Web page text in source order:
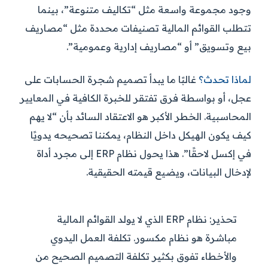
وجود مجموعة واسعة مثل “تكاليف متنوعة”، بينما
تتطلب القوائم المالية تصنيفات محددة مثل “مصاريف
بيع وتسويق” أو “مصاريف إدارية وعمومية”.
لماذا تحدث؟ غالبًا ما يبدأ تصميم شجرة الحسابات على
عجل، أو بواسطة فرق تفتقر للخبرة الكافية في المعايير
المحاسبية. الخطر الأكبر هو الاعتقاد السائد بأن “لا يهم
كيف يكون الهيكل داخل النظام، يمكننا تصحيحه يدويًا
في إكسل لاحقًا”. هذا يحول نظام ERP إلى مجرد أداة
لإدخال البيانات، ويضيع قيمته الحقيقية.
تحذير:
نظام ERP الذي لا يولد القوائم المالية
مباشرة هو نظام مكسور. تكلفة العمل اليدوي
والأخطاء تفوق بكثير تكلفة التصميم الصحيح من